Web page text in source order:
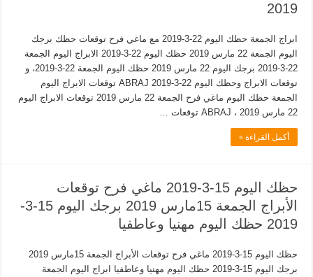
2019
ابراج الجمعة حظك اليوم 22-3-2019 مع ماغي فرح توقعات حظك برجك
اليوم الجمعة 22 مارس 2019 حظك اليوم 22-3-2019 الابراج اليوم الجمعة
22-3-2019 برجك اليوم 22 مارس 2019 حظك اليوم الجمعة 22-3-2019، و
توقعات الابراج وحظك اليوم 22-3-2019 ABRAJ توقعات الابراج اليوم
الجمعة حظك اليوم ماغي فرح الجمعة 22 مارس 2019 توقعات الابراج اليوم
22 مارس 2019 ، ABRAJ توقعات …
أكمل القراءة »
حظك اليوم 15-3-2019 ماغي فرح توقعات
الأبراج الجمعة 15مارس 2019 برجك اليوم 15-3-
2019 حظك اليوم مهنيا وعاطفيا
حظك اليوم 15-3-2019 ماغي فرح توقعات الأبراج الجمعة 15مارس 2019
برجك اليوم 15-3-2019 حظك اليوم مهنيا وعاطفيا ابراج اليوم الجمعة